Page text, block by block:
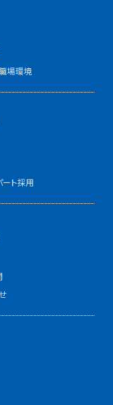
場環境
ート採用